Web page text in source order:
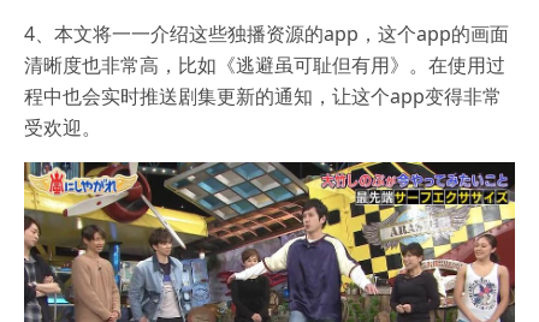
4、本文将一一介绍这些独播资源的app，这个app的画面
清晰度也非常高，比如《逃避虽可耻但有用》。在使用过
程中也会实时推送剧集更新的通知，让这个app变得非常
受欢迎。